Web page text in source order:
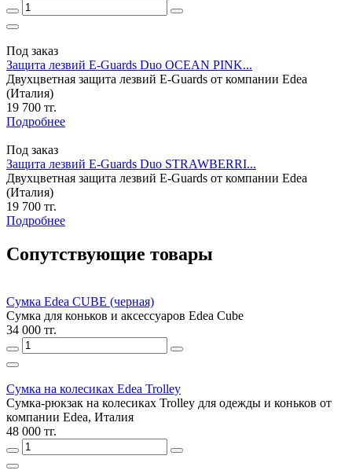
Под заказ
Защита лезвий E-Guards Duo OCEAN PINK...
Двухцветная защита лезвий E-Guards от компании Edea
(Италия)
19 700 тг.
Подробнее
Под заказ
Защита лезвий E-Guards Duo STRAWBERRI...
Двухцветная защита лезвий E-Guards от компании Edea
(Италия)
19 700 тг.
Подробнее
Сопутствующие товары
Сумка Edea CUBE (черная)
Сумка для коньков и аксессуаров Edea Cube
34 000 тг.
Сумка на колесиках Edea Trolley
Сумка-рюкзак на колесиках Trolley для одежды и коньков от
компании Edea, Италия
48 000 тг.